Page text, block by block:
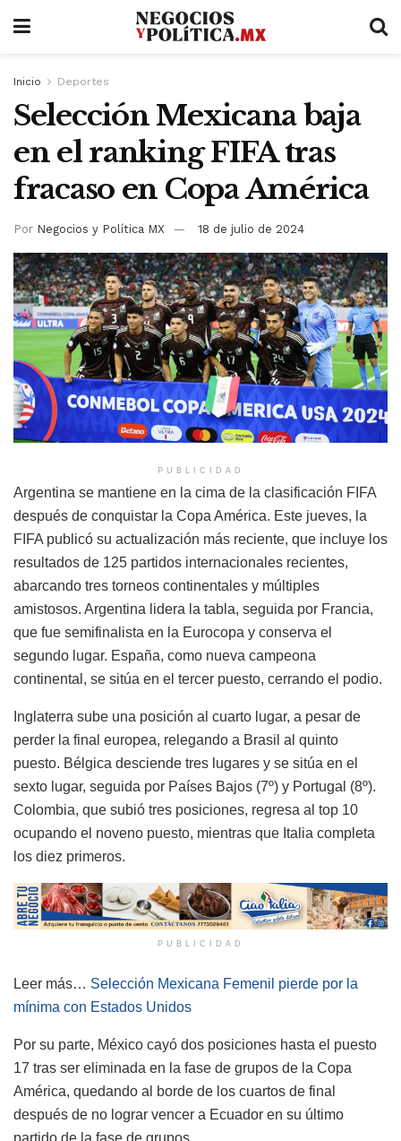
Inicio Deportes
Selección Mexicana baja
en el ranking FIFA tras
fracaso en Copa América
Por Negocios y Política MX 18 de julio de 2024
PUBLICIDAD
Argentina se mantiene en la cima de la clasificación FIFA
después de conquistar la Copa América. Este jueves, la
FIFA publicó su actualización más reciente, que incluye los
resultados de 125 partidos internacionales recientes,
abarcando tres torneos continentales y múltiples
amistosos. Argentina lidera la tabla, seguida por Francia,
que fue semifinalista en la Eurocopa y conserva el
segundo lugar. España, como nueva campeona
continental, se sitúa en el tercer puesto, cerrando el podio.
Inglaterra sube una posición al cuarto lugar, a pesar de
perder la final europea, relegando a Brasil al quinto
puesto. Bélgica desciende tres lugares y se sitúa en el
sexto lugar, seguida por Países Bajos (7º) y Portugal (8º).
Colombia, que subió tres posiciones, regresa al top 10
ocupando el noveno puesto, mientras que Italia completa
los diez primeros.
PUBLICIDAD
Leer más… Selección Mexicana Femenil pierde por la
mínima con Estados Unidos
Por su parte, México cayó dos posiciones hasta el puesto
17 tras ser eliminada en la fase de grupos de la Copa
América, quedando al borde de los cuartos de final
después de no lograr vencer a Ecuador en su último